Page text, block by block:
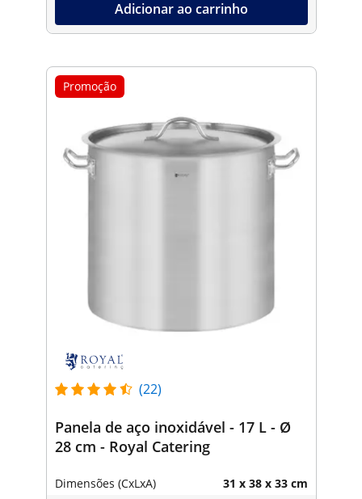
Adicionar ao carrinho
Promoção
(22)
Panela de aço inoxidável - 17 L - Ø
28 cm - Royal Catering
Dimensões (CxLxA) 31 x 38 x 33 cm